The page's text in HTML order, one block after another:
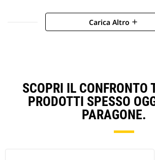
Carica Altro add
SCOPRI IL CONFRONTO
PRODOTTI SPESSO
PARAGONE.